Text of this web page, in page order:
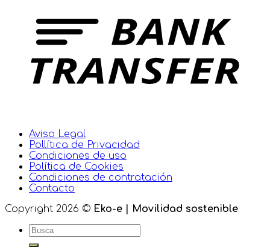
Aviso Legal
Pollítica de Privacidad
Condiciones de uso
Política de Cookies
Condiciones de contratación
Contacto
Copyright 2026 © Eko-e | Movilidad sostenible